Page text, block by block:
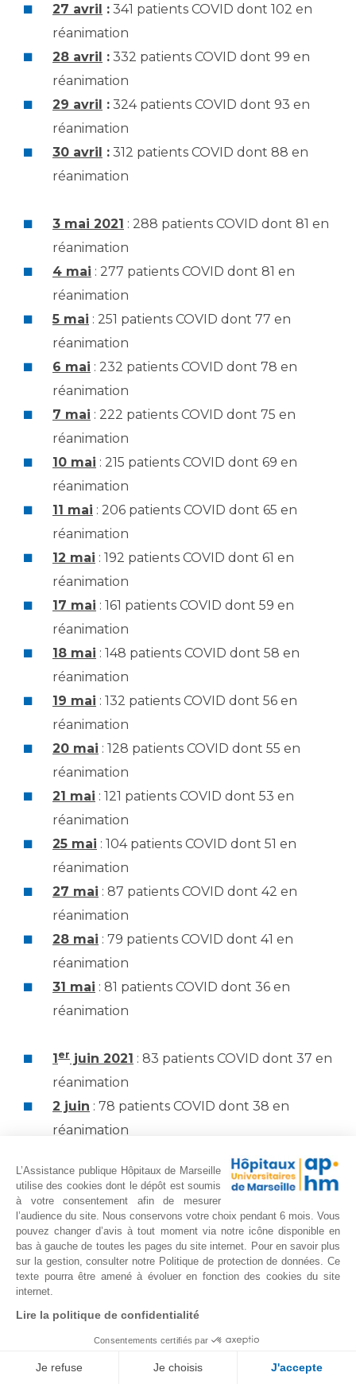
27 avril : 341 patients COVID dont 102 en
réanimation
28 avril : 332 patients COVID dont 99 en
réanimation
29 avril : 324 patients COVID dont 93 en
réanimation
30 avril : 312 patients COVID dont 88 en
réanimation
3 mai 2021 : 288 patients COVID dont 81 en
réanimation
4 mai : 277 patients COVID dont 81 en
réanimation
5 mai : 251 patients COVID dont 77 en
réanimation
6 mai : 232 patients COVID dont 78 en
réanimation
7 mai : 222 patients COVID dont 75 en
réanimation
10 mai : 215 patients COVID dont 69 en
réanimation
11 mai : 206 patients COVID dont 65 en
réanimation
12 mai : 192 patients COVID dont 61 en
réanimation
17 mai : 161 patients COVID dont 59 en
réanimation
18 mai : 148 patients COVID dont 58 en
réanimation
19 mai : 132 patients COVID dont 56 en
réanimation
20 mai : 128 patients COVID dont 55 en
réanimation
21 mai : 121 patients COVID dont 53 en
réanimation
25 mai : 104 patients COVID dont 51 en
réanimation
27 mai : 87 patients COVID dont 42 en
réanimation
28 mai : 79 patients COVID dont 41 en
réanimation
31 mai : 81 patients COVID dont 36 en
réanimation
1er juin 2021 : 83 patients COVID dont 37 en
réanimation
2 juin : 78 patients COVID dont 38 en
réanimation
réanimation
4 juin: 73 patients COVID dont 36 en
réanimation
7 juin: 79 patients COVID dont 36 en
réanimation
réanimation
: 75 patients COVID dont 35 en
réanimation
L’Assistance publique Hôpitaux de Marseille
utilise des cookies dont le dépôt est soumis
à votre consentement afin de mesurer
l’audience du site. Nous conservons votre choix pendant 6 mois. Vous
pouvez changer d’avis à tout moment via notre icône disponible en
bas à gauche de toutes les pages du site internet. Pour en savoir plus
sur la gestion, consulter notre Politique de protection de données. Ce
texte pourra être amené à évoluer en fonction des cookies du site
internet.
Lire la politique de confidentialité
Consentements certifiés par
Je refuse Je choisis J'accepte